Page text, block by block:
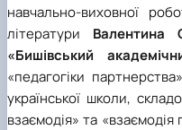
навчально-виховної
літератури Валентина
«Бишівський
«педагогіки
української школи,
взаємодія» та «взаємодiя